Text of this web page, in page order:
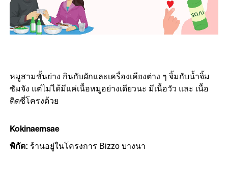
หมูสามชั้นย่าง กินกับผักและเครื่องเคียงต่าง ๆ จิ้มกับน้ำจิ้ม
ซัมจัง แต่ไม่ได้มีแค่เนื้อหมูอย่างเดียวนะ มีเนื้อวัว และ เนื้อ
ติดซี่โครงด้วย
Kokinaemsae
พิกัด: ร้านอยู่ในโครงการ Bizzo บางนา